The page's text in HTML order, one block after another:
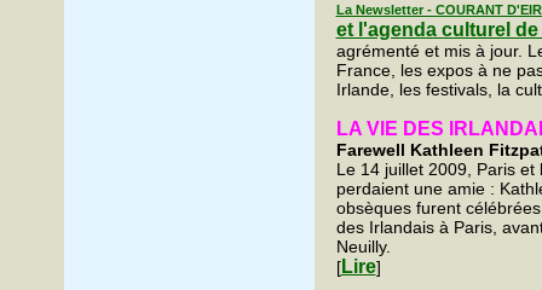
La Newsletter - COURANT
et l'agenda culturel
agrémenté et mis à jour.
France, les expos à ne
Irlande, les festivals, la
LA VIE DES
Farewell Kathleen
Le 14 juillet 2009, Paris
perdaient une amie :
obsèques furent
des Irlandais à Paris,
Neuilly.
[Lire]